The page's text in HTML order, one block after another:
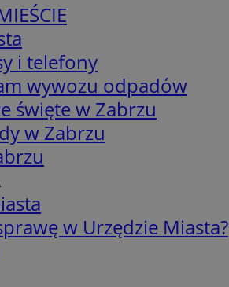
i telefony
wywozu odpadów
święte w Zabrzu
w Zabrzu
w Urzędzie Miasta?